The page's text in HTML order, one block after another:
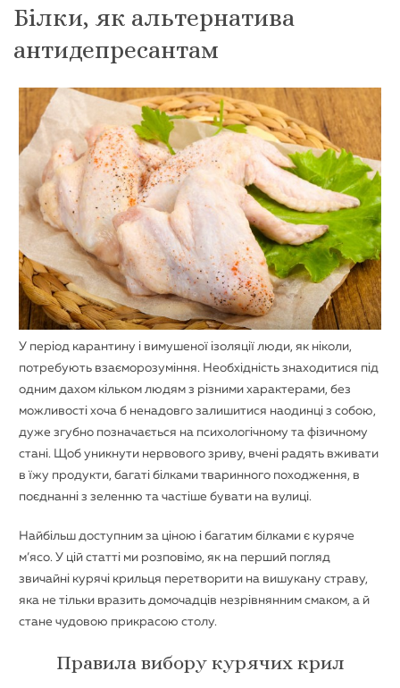
Білки, як альтернатива
антидепресантам
У період карантину і вимушеної ізоляції люди, як ніколи,
потребують взаєморозуміння. Необхідність знаходитися під
одним дахом кільком людям з різними характерами, без
можливості хоча б ненадовго залишитися наодинці з собою,
дуже згубно позначається на психологічному та фізичному
стані. Щоб уникнути нервового зриву, вчені радять вживати
в їжу продукти, багаті білками тваринного походження, в
поєднанні з зеленню та частіше бувати на вулиці.
Найбільш доступним за ціною і багатим білками є куряче
м’ясо. У цій статті ми розповімо, як на перший погляд
звичайні курячі крильця перетворити на вишукану страву,
яка не тільки вразить домочадців незрівнянним смаком, а й
стане чудовою прикрасою столу.
Правила вибору курячих крил